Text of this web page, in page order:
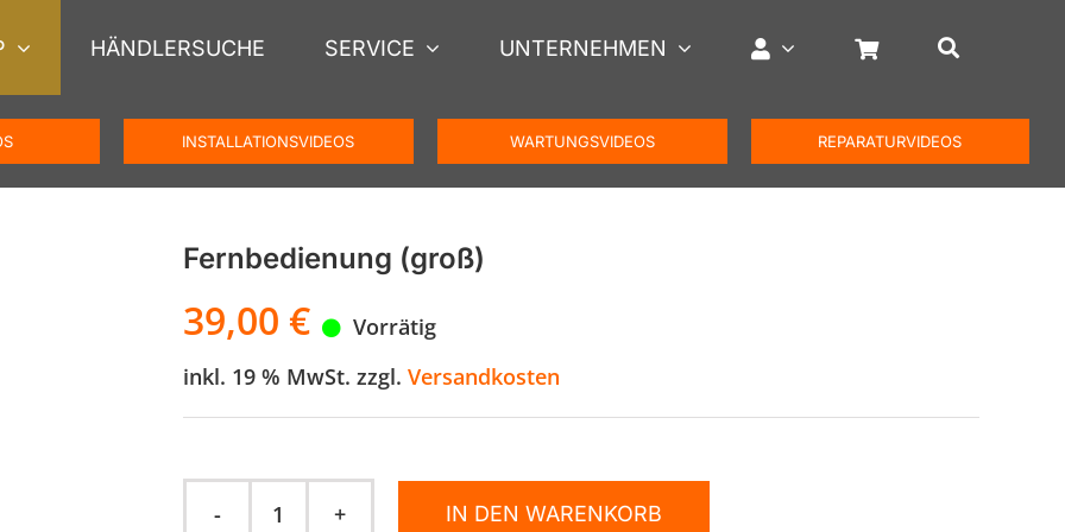
HÄNDLERSUCHE SERVICE UNTERNEHMEN
INSTALLATIONSVIDEOS WARTUNGSVIDEOS REPARATURVIDEOS
Fernbedienung (groß)
39,00 €
Vorrätig
inkl. 19 % MwSt. zzgl. Versandkosten
IN DEN WARENKORB